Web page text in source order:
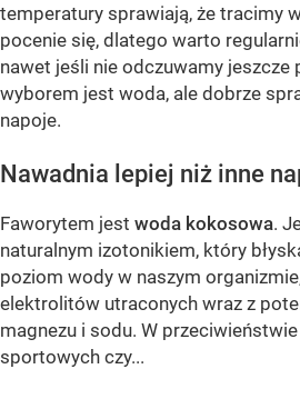
temperatury sprawiają, że tracimy
pocenie się, dlatego warto
nawet jeśli nie odczuwamy jeszcze
wyborem jest woda, ale dobrze
napoje.
Nawadnia lepiej niż inne
Faworytem jest woda kokosowa.
naturalnym izotonikiem, który
poziom wody w naszym
elektrolitów utraconych wraz z
magnezu i sodu. W
sportowych czy...